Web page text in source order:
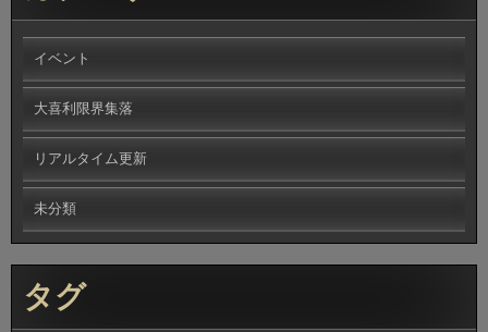
イベント
大喜利限界集落
リアルタイム更新
未分類
タグ